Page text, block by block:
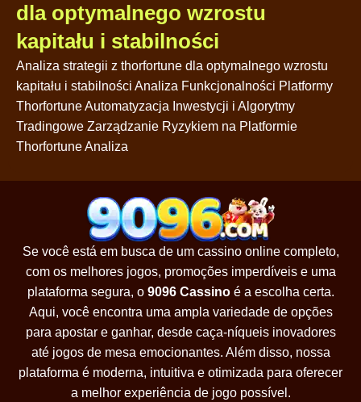
dla optymalnego wzrostu
kapitału i stabilności
Analiza strategii z thorfortune dla optymalnego wzrostu
kapitału i stabilności Analiza Funkcjonalności Platformy
Thorfortune Automatyzacja Inwestycji i Algorytmy
Tradingowe Zarządzanie Ryzykiem na Platformie
Thorfortune Analiza
Se você está em busca de um cassino online completo,
com os melhores jogos, promoções imperdíveis e uma
plataforma segura, o 9096 Cassinoé a escolha certa.
Aqui, você encontra uma ampla variedade de opções
para apostar e ganhar, desde caça-níqueis inovadores
até jogos de mesa emocionantes. Além disso, nossa
plataforma é moderna, intuitiva e otimizada para oferecer
a melhor experiência de jogo possível.